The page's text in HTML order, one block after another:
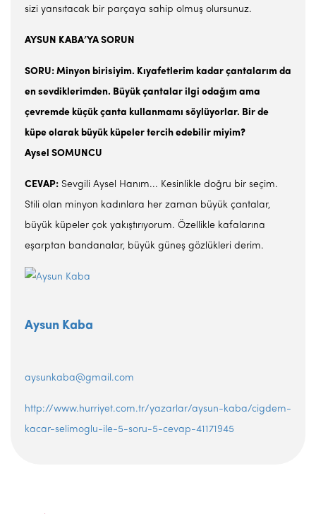
sizi yansıtacak bir parçaya sahip olmuş olursunuz.
AYSUN KABA’YA SORUN
SORU: Minyon birisiyim. Kıyafetlerim kadar çantalarım da
en sevdiklerimden. Büyük çantalar ilgi odağım ama
çevremde küçük çanta kullanmamı söylüyorlar. Bir de
küpe olarak büyük küpeler tercih edebilir miyim?
Aysel SOMUNCU
CEVAP: Sevgili Aysel Hanım... Kesinlikle doğru bir seçim.
Stili olan minyon kadınlara her zaman büyük çantalar,
büyük küpeler çok yakıştırıyorum. Özellikle kafalarına
eşarptan bandanalar, büyük güneş gözlükleri derim.
Aysun Kaba
aysunkaba@gmail.com
http://www.hurriyet.com.tr/yazarlar/aysun-kaba/cigdem-
kacar-selimoglu-ile-5-soru-5-cevap-41171945